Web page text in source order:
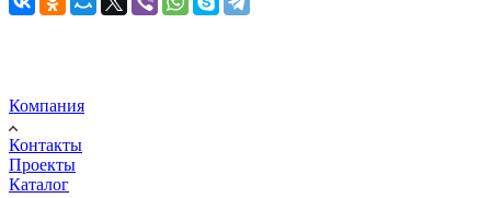
Компания
Контакты
Проекты
Каталог